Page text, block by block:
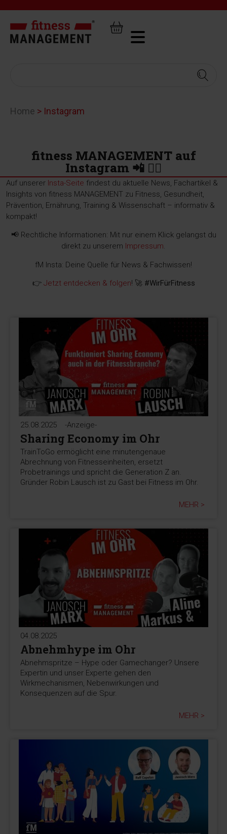
Home > Instagram
fitness MANAGEMENT auf
Instagram 📲 🏋️‍♂️
Auf unserer Insta-Seite findest du aktuelle News, Fachartikel &
Insights von fitness MANAGEMENT zu Fitness, Gesundheit,
Prävention, Ernährung, Training & Wissenschaft – informativ &
kompakt!
📢 Rechtliche Informationen: Mit nur einem Klick gelangst du
direkt zu unserem Impressum.
fM Insta: Deine Quelle für News & Fachwissen!
👉 Jetzt entdecken & folgen! 🚀 #WirFürFitness
25.08.2025 -Anzeige-
Sharing Economy im Ohr
TrainToGo ermöglicht eine minutengenaue
Abrechnung von Fitnesseinheiten, ersetzt
Probetrainings und spricht die Generation Z an.
Gründer Robin Lausch ist zu Gast bei Fitness im Ohr.
MEHR >
04.08.2025
Abnehmhype im Ohr
Abnehmspritze – Hype oder Gamechanger? Unsere
Expertin und unser Experte gehen den
Wirkmechanismen, Nebenwirkungen und
Konsequenzen auf die Spur.
MEHR >